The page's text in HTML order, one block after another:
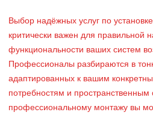
Выбор надёжных услуг по
критически важен для правильной
функциональности ваших систем
Профессионалы разбираются в
адаптированных к вашим
потребностям и
профессиональному монтажу вы